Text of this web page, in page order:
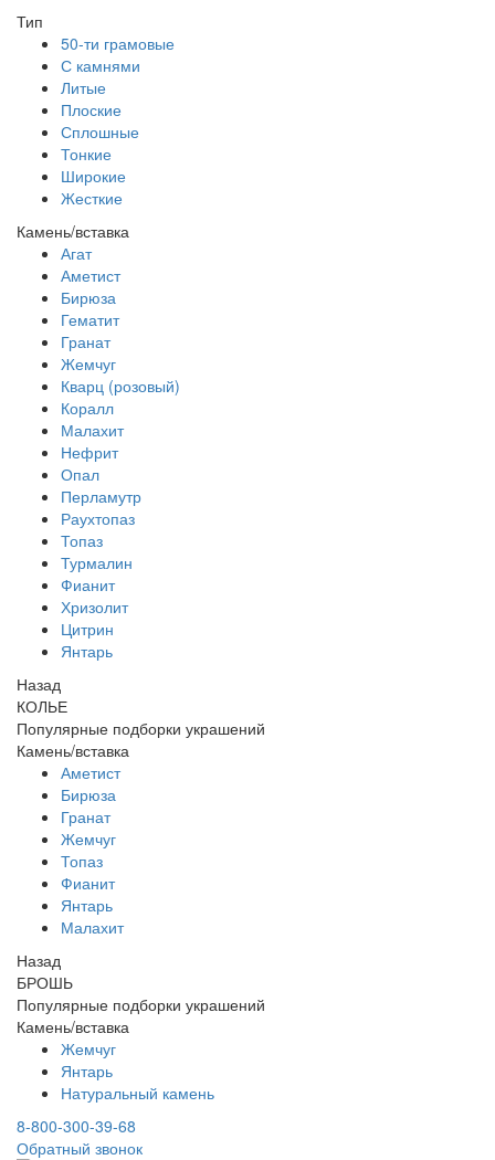
Тип
50-ти грамовые
С камнями
Литые
Плоские
Сплошные
Тонкие
Широкие
Жесткие
Камень/вставка
Агат
Аметист
Бирюза
Гематит
Гранат
Жемчуг
Кварц (розовый)
Коралл
Малахит
Нефрит
Опал
Перламутр
Раухтопаз
Топаз
Турмалин
Фианит
Хризолит
Цитрин
Янтарь
Назад
КОЛЬЕ
Популярные подборки украшений
Камень/вставка
Аметист
Бирюза
Гранат
Жемчуг
Топаз
Фианит
Янтарь
Малахит
Назад
БРОШЬ
Популярные подборки украшений
Камень/вставка
Жемчуг
Янтарь
Натуральный камень
8-800-300-39-68
Обратный звонок